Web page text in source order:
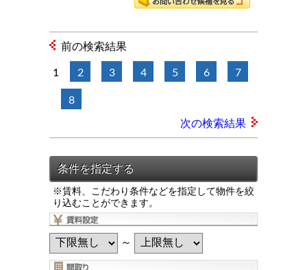
前の検索結果
1 2 3 4 5 6 7
8
次の検索結果
※賃料、こだわり条件などを指定して物件を絞
り込むことができます。
～